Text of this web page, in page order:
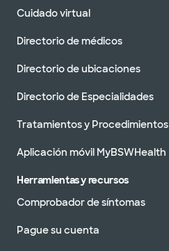
Cuidado virtual
Directorio de médicos
Directorio de ubicaciones
Directorio de Especialidades
Tratamientos y Procedimientos
Aplicación móvil MyBSWHealth
Herramientas y recursos
Comprobador de síntomas
Pague su cuenta